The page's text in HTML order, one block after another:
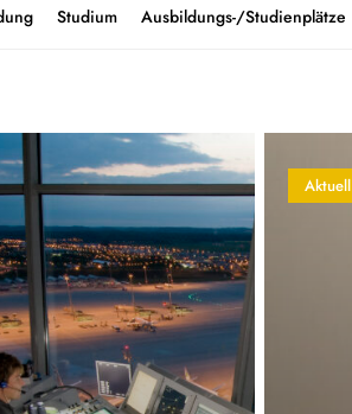
Studium Ausbildungs-/Studienplätze
Aktuell